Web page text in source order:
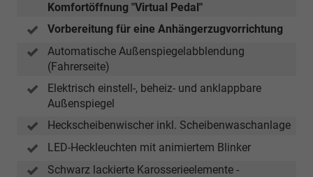
Komfortöffnung "Virtual Pedal"
Vorbereitung für eine Anhängerzugvorrichtung
Automatische Außenspiegelabblendung
(Fahrerseite)
Elektrisch einstell-, beheiz- und anklappbare
Außenspiegel
Heckscheibenwischer inkl. Scheibenwaschanlage
LED-Heckleuchten mit animiertem Blinker
Schwarz lackierte Karosserieelemente -